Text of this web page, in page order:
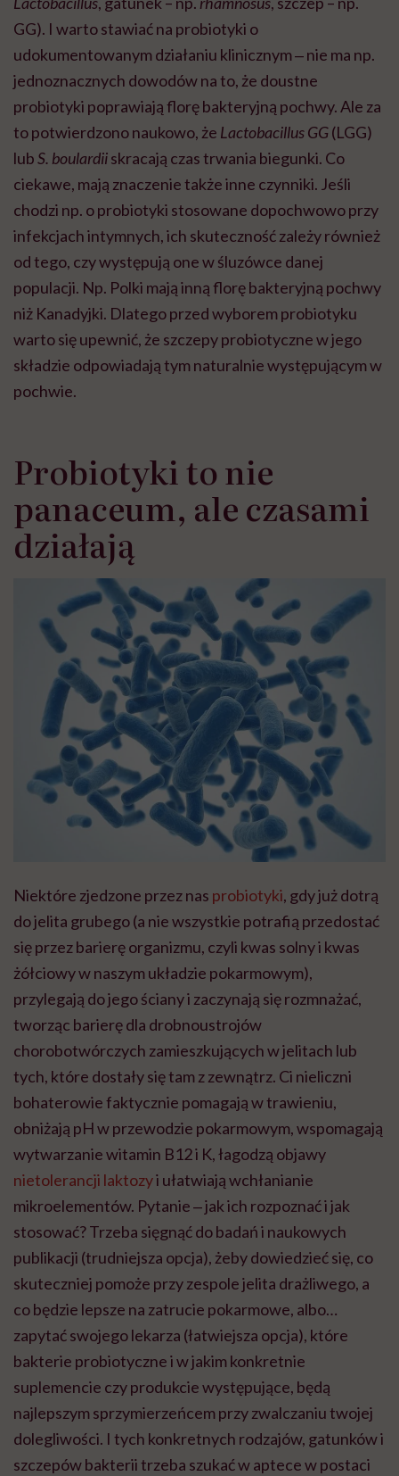
GG). I warto stawiać na probiotyki o
udokumentowanym działaniu klinicznym ‒ nie ma np.
jednoznacznych dowodów na to, że doustne
probiotyki poprawiają florę bakteryjną pochwy. Ale za
to potwierdzono naukowo, że Lactobacillus GG(LGG)
lubS. boulardiiskracają czas trwania biegunki. Co
ciekawe, mają znaczenie także inne czynniki. Jeśli
chodzi np. o probiotyki stosowane dopochwowo przy
infekcjach intymnych, ich skuteczność zależy również
od tego, czy występują one w śluzówce danej
populacji. Np. Polki mają inną florę bakteryjną pochwy
niż Kanadyjki. Dlatego przed wyborem probiotyku
warto się upewnić, że szczepy probiotyczne w jego
składzie odpowiadają tym naturalnie występującym w
pochwie.
Probiotyki to nie
panaceum, ale czasami
działają
Niektóre zjedzone przez nas probiotyki, gdy już dotrą
do jelita grubego (a nie wszystkie potrafią przedostać
się przez barierę organizmu, czyli kwas solny i kwas
żółciowy w naszym układzie pokarmowym),
przylegają do jego ściany i zaczynają się rozmnażać,
tworząc barierę dla drobnoustrojów
chorobotwórczych zamieszkujących w jelitach lub
tych, które dostały się tam z zewnątrz. Ci nieliczni
bohaterowie faktycznie pomagają w trawieniu,
obniżają pH w przewodzie pokarmowym, wspomagają
wytwarzanie witamin B12 i K, łagodzą objawy
nietolerancji laktozyi ułatwiają wchłanianie
mikroelementów. Pytanie ‒ jak ich rozpoznać i jak
stosować? Trzeba sięgnąć do badań i naukowych
publikacji (trudniejsza opcja), żeby dowiedzieć się, co
skuteczniej pomoże przy zespole jelita drażliwego, a
co będzie lepsze na zatrucie pokarmowe, albo…
zapytać swojego lekarza (łatwiejsza opcja), które
bakterie probiotyczne i w jakim konkretnie
suplemencie czy produkcie występujące, będą
najlepszym sprzymierzeńcem przy zwalczaniu twojej
dolegliwości. I tych konkretnych rodzajów, gatunków i
szczepów bakterii trzeba szukać w aptece w postaci